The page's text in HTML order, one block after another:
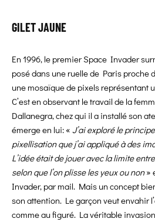
GILET JAUNE
En 1996, le premier Space Invader
posé dans une ruelle de Paris proche
une mosaïque de pixels représentant
C’est en observant le travail de la
Dallanegra, chez qui il a installé son
émerge en lui: « J’ai exploré le
pixellisation que j’ai appliqué à des
L’idée était de jouer avec la limite
selon que l’on plisse les yeux ou non»
Invader, par mail. Mais un concept
son attention. Le garçon veut envahir
comme au figuré. La véritable